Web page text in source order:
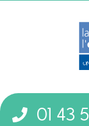
01 43